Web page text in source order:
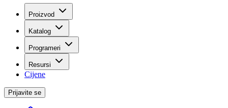
Proizvod
Katalog
Programeri
Resursi
Cijene
Prijavite se